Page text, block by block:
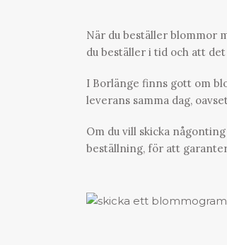
När du beställer blommor
du beställer i tid och att
I Borlänge finns gott om
leverans samma dag,
Om du vill skicka
beställning, för att